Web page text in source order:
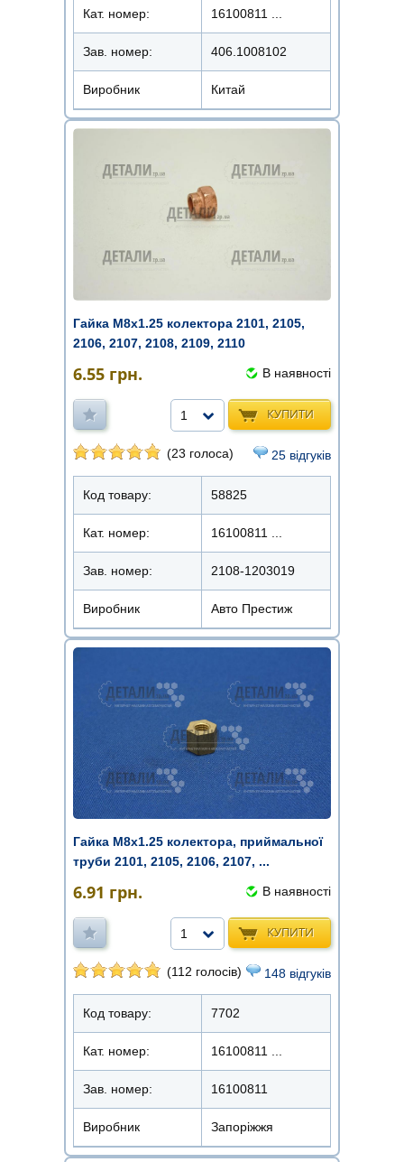
Кат. номер: 16100811 ...
Зав. номер: 406.1008102
Виробник Китай
Гайка М8х1.25 колектора 2101, 2105,
2106, 2107, 2108, 2109, 2110
6.55 грн. В наявності
КУПИТИ
1
(23 голоса) 25 відгуків
Код товару: 58825
Кат. номер: 16100811 ...
Зав. номер: 2108-1203019
Виробник Авто Престиж
Гайка М8х1.25 колектора, приймальної
труби 2101, 2105, 2106, 2107, ...
6.91 грн. В наявності
КУПИТИ
1
(112 голосів) 148 відгуків
Код товару: 7702
Кат. номер: 16100811 ...
Зав. номер: 16100811
Виробник Запоріжжя